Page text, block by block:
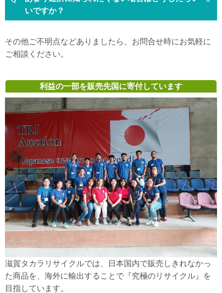
いですか？
その他ご不明点などありましたら、お問合せ時にお気軽に
ご相談ください。
利益の一部を販売先国に寄付しています
滋賀タカラリサイクルでは、日本国内で販売しきれなかっ
た商品を、海外に輸出することで『究極のリサイクル』を
目指しています。